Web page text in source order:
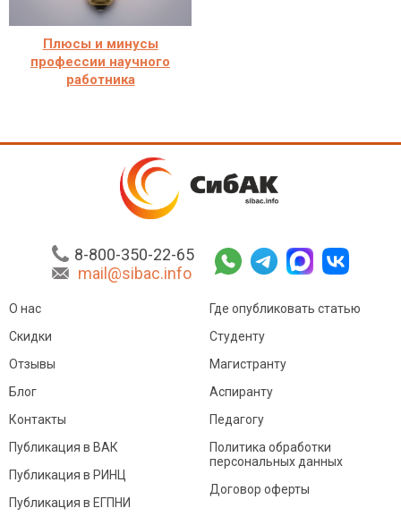
Плюсы и минусы
профессии научного
работника
8-800-350-22-65
mail@sibac.info
О нас
Скидки
Отзывы
Блог
Контакты
Где опубликовать статью
Студенту
Магистранту
Аспиранту
Педагогу
Публикация в ВАК
Публикация в РИНЦ
Публикация в ЕГПНИ
Политика обработки
персональных данных
Договор оферты